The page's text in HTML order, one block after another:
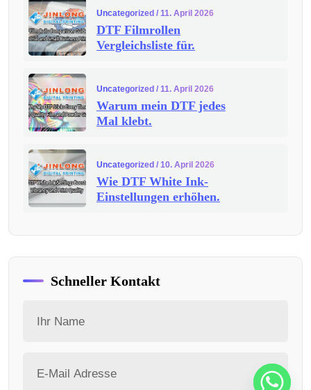
Uncategorized / 11. April 2026
DTF Filmrollen
Vergleichsliste für.
Uncategorized / 11. April 2026
Warum mein DTF jedes
Mal klebt.
Uncategorized / 10. April 2026
Wie DTF White Ink-
Einstellungen erhöhen.
Schneller Kontakt